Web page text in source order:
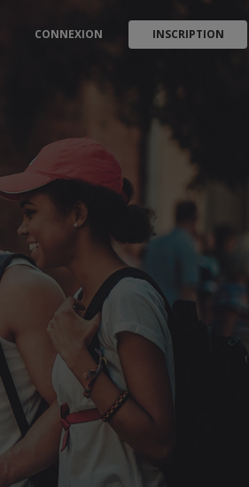
CONNEXION INSCRIPTION